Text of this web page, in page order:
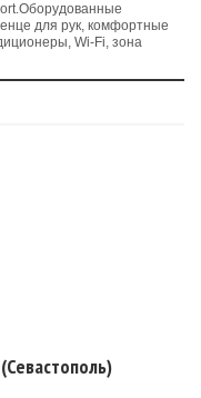
для рук, комфортные
Wi-Fi, зона